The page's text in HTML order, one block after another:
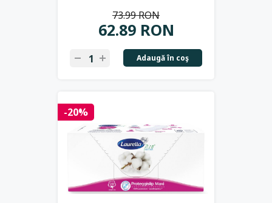
62.89 RON
73.99 RON
Adaugă în coş
-20%